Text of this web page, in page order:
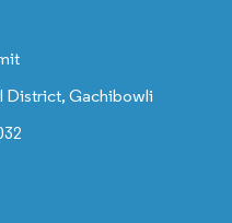
District, Gachibowli